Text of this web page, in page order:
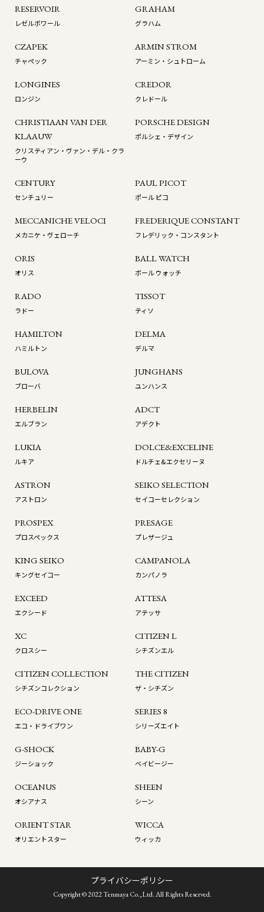
RESERVOIR
レゼルボワール
GRAHAM
グラハム
CZAPEK
チャペック
ARMIN STROM
アーミン・シュトローム
LONGINES
ロンジン
CREDOR
クレドール
CHRISTIAAN VAN DER
KLAAUW
クリスティアン・ヴァン・デル・クラ
ーウ
PORSCHE DESIGN
ポルシェ・デザイン
CENTURY
センチュリー
PAUL PICOT
ポール ピコ
MECCANICHE VELOCI
メカニケ・ヴェローチ
FREDERIQUE CONSTANT
フレデリック・コンスタント
ORIS
オリス
BALL WATCH
ボール ウォッチ
RADO
ラドー
TISSOT
ティソ
HAMILTON
ハミルトン
DELMA
デルマ
BULOVA
ブローバ
JUNGHANS
ユンハンス
HERBELIN
エルブラン
ADCT
アデクト
LUKIA
ルキア
DOLCE&EXCELINE
ドルチェ&エクセリーヌ
ASTRON
アストロン
SEIKO SELECTION
セイコーセレクション
PROSPEX
プロスペックス
PRESAGE
プレザージュ
KING SEIKO
キングセイコー
CAMPANOLA
カンパノラ
EXCEED
エクシード
ATTESA
アテッサ
XC
クロスシー
CITIZEN L
シチズンエル
CITIZEN COLLECTION
シチズンコレクション
THE CITIZEN
ザ・シチズン
ECO-DRIVE ONE
エコ・ドライブワン
SERIES 8
シリーズエイト
G-SHOCK
ジーショック
BABY-G
ベイビージー
OCEANUS
オシアナス
SHEEN
シーン
ORIENT STAR
オリエントスター
WICCA
ウィッカ
プライバシーポリシー
Copyright © 2022 Tenmaya Co.,Ltd. All Rights Reserved.